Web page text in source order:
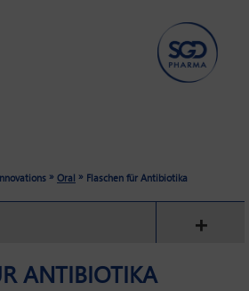
» Oral » Flaschen für Antibiotika
ANTIBIOTIKA